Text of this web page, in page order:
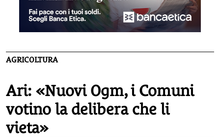
AGRICOLTURA
Ari: «Nuovi Ogm, i Comuni
votino la delibera che li
vieta»